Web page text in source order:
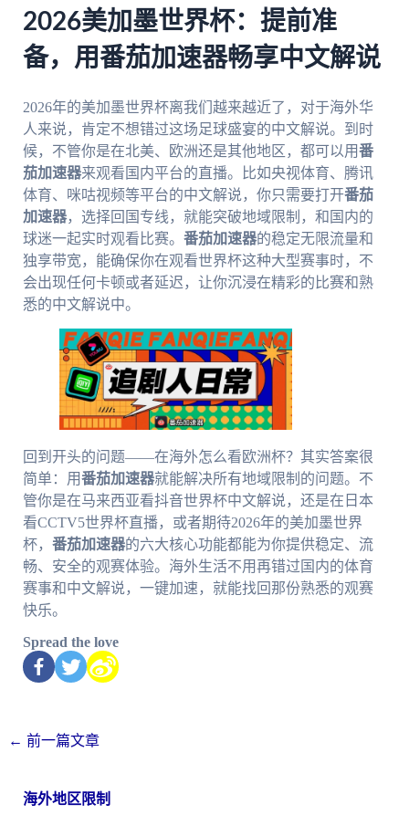
2026美加墨世界杯：提前准
备，用番茄加速器畅享中文解说
2026年的美加墨世界杯离我们越来越近了，对于海外华
人来说，肯定不想错过这场足球盛宴的中文解说。到时
候，不管你是在北美、欧洲还是其他地区，都可以用番
茄加速器来观看国内平台的直播。比如央视体育、腾讯
体育、咪咕视频等平台的中文解说，你只需要打开番茄
加速器，选择回国专线，就能突破地域限制，和国内的
球迷一起实时观看比赛。 番茄加速器的稳定无限流量和
独享带宽，能确保你在观看世界杯这种大型赛事时，不
会出现任何卡顿或者延迟，让你沉浸在精彩的比赛和熟
悉的中文解说中。
回到开头的问题——在海外怎么看欧洲杯？其实答案很
简单：用番茄加速器就能解决所有地域限制的问题。不
管你是在马来西亚看抖音世界杯中文解说，还是在日本
看CCTV5世界杯直播，或者期待2026年的美加墨世界
杯， 番茄加速器的六大核心功能都能为你提供稳定、流
畅、安全的观赛体验。海外生活不用再错过国内的体育
赛事和中文解说，一键加速，就能找回那份熟悉的观赛
快乐。
Spread the love
← 前一篇文章
海外地区限制